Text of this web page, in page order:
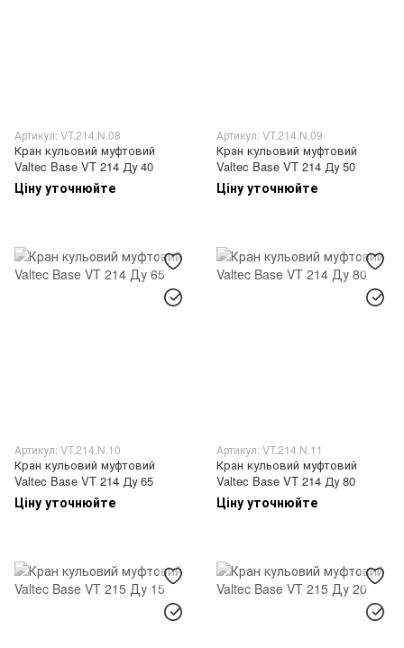
Артикул: VT.214.N.08
Кран кульовий муфтовий
Valtec Base VT 214 Ду 40
Ціну уточнюйте
Артикул: VT.214.N.09
Кран кульовий муфтовий
Valtec Base VT 214 Ду 50
Ціну уточнюйте
Артикул: VT.214.N.10
Кран кульовий муфтовий
Valtec Base VT 214 Ду 65
Ціну уточнюйте
Артикул: VT.214.N.11
Кран кульовий муфтовий
Valtec Base VT 214 Ду 80
Ціну уточнюйте